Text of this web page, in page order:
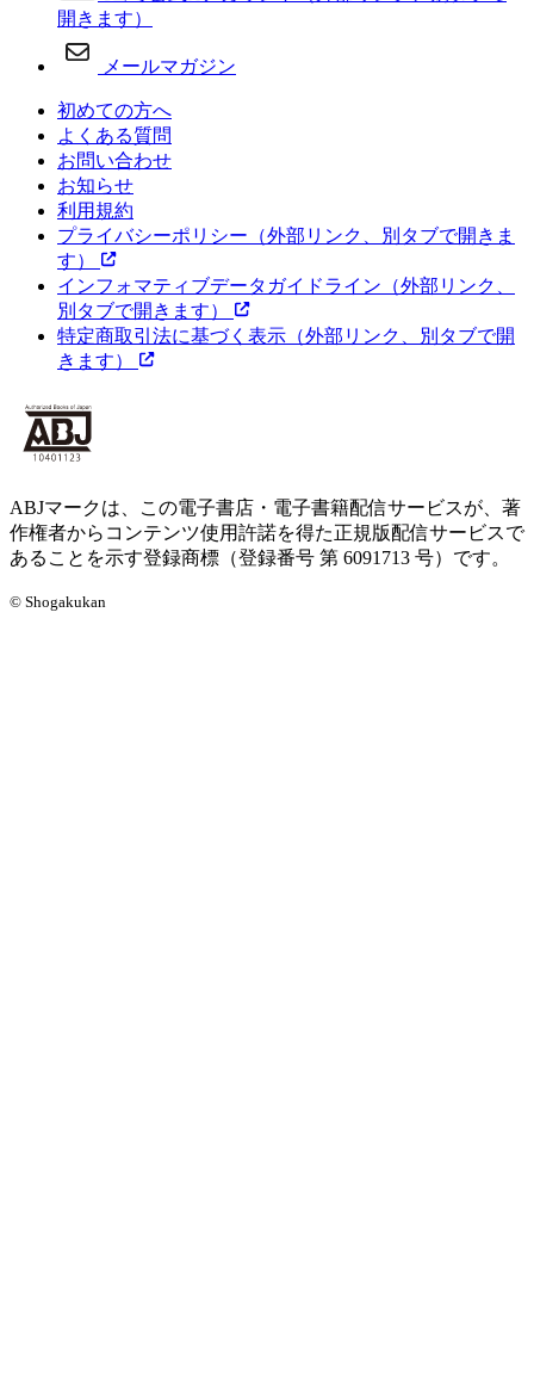
開きます）
メールマガジン
初めての方へ
よくある質問
お問い合わせ
お知らせ
利用規約
プライバシーポリシー （外部リンク、別タブで開きま
す）
インフォマティブデータガイドライン （外部リンク、
別タブで開きます）
特定商取引法に基づく表示 （外部リンク、別タブで開
きます）
ABJマークは、この電子書店・電子書籍配信サービスが、著
作権者からコンテンツ使用許諾を得た正規版配信サービスで
あることを示す登録商標（登録番号 第 6091713 号）です。
© Shogakukan